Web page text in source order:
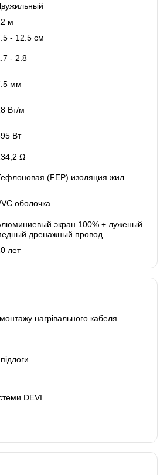
м
- 12.5 см
- 2.8
мм
Вт/м
Вт
Ω
(FEP) изоляция жил
оболочка
экран 100% + луженый
дренажный провод
лет
монтажу нагрівального кабеля
DEVI